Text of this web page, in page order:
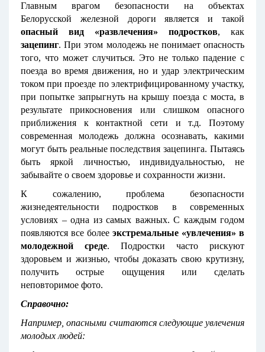
Главным врагом безопасности на объектах
Белорусской железной дороги является и такой
опасный вид «развлечения» подростков, как
зацепинг. При этом молодежь не понимает опасность
того, что может случиться. Это не только падение с
поезда во время движения, но и удар электрическим
током при проезде по электрифицированному участку,
при попытке запрыгнуть на крышу поезда с моста, в
результате прикосновения или слишком опасного
приближения к контактной сети и т.д. Поэтому
современная молодежь должна осознавать, какими
могут быть реальные последствия зацепинга. Пытаясь
быть яркой личностью, индивидуальностью, не
забывайте о своем здоровье и сохранности жизни.
К сожалению, проблема безопасности
жизнедеятельности подростков в современных
условиях – одна из самых важных. С каждым годом
появляются все более экстремальные «увлечения» в
молодежной среде. Подростки часто рискуют
здоровьем и жизнью, чтобы доказать свою крутизну,
получить острые ощущения или сделать
неповторимое фото.
Справочно:
Например, опасными считаются следующие увлечения
молодых людей: